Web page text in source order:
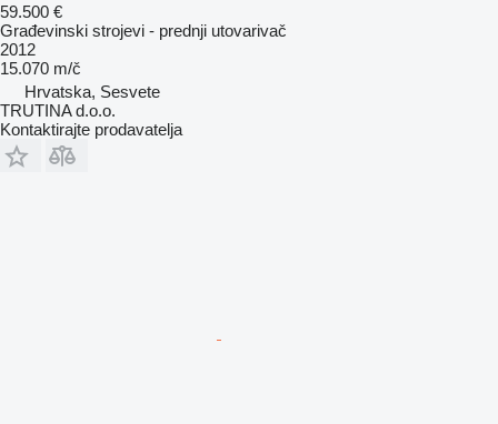
59.500 €
Građevinski strojevi - prednji utovarivač
2012
15.070 m/č
Hrvatska, Sesvete
TRUTINA d.o.o.
Kontaktirajte prodavatelja